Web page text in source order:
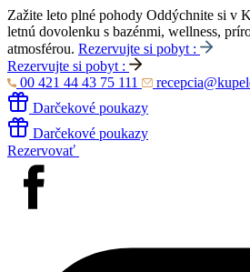
Zažite leto plné pohody Oddýchnite si v
letnú dovolenku s bazénmi, wellness,
atmosférou. Rezervujte si pobyt :
Rezervujte si pobyt :
00 421 44 43 75 111
Darčekové poukazy
Darčekové poukazy
Rezervovať